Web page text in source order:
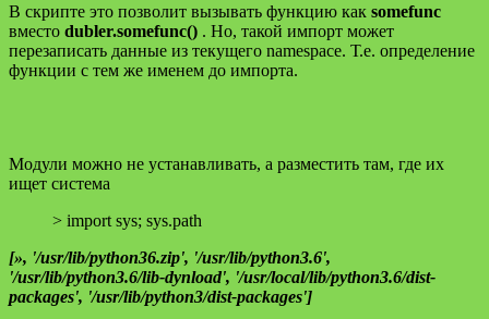
В скрипте это позволит вызывать функцию как somefunc
вместо dubler.somefunc() . Но, такой импорт может
перезаписать данные из текущего namespace. Т.е. определение
функции с тем же именем до импорта.
Модули можно не устанавливать, а разместить там, где их
ищет система
> import sys; sys.path
[», '/usr/lib/python36.zip', '/usr/lib/python3.6',
'/usr/lib/python3.6/lib-dynload', '/usr/local/lib/python3.6/dist-
packages', '/usr/lib/python3/dist-packages']